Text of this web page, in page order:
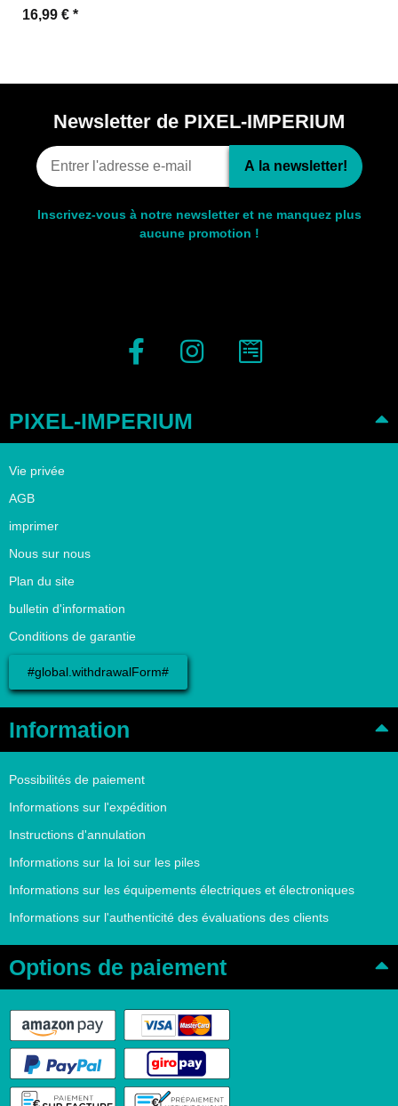
16,99 € *
Newsletter de PIXEL-IMPERIUM
A la newsletter!
Inscrivez-vous à notre newsletter et ne manquez plus
aucune promotion !
PIXEL-IMPERIUM
Vie privée
AGB
imprimer
Nous sur nous
Plan du site
bulletin d'information
Conditions de garantie
#global.withdrawalForm#
Information
Possibilités de paiement
Informations sur l'expédition
Instructions d'annulation
Informations sur la loi sur les piles
Informations sur les équipements électriques et électroniques
Informations sur l'authenticité des évaluations des clients
Options de paiement